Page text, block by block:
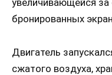
увеличивающейся
бронированных
Двигатель
сжатого воздуха,